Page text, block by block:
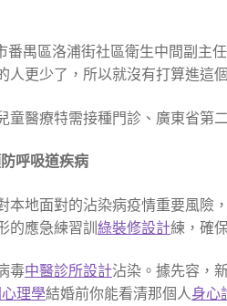
番禺區洛浦街社區衛生中間副主
人更少了，所以就沒有打算進這
醫療特需接種門診、廣東省第
呼吸道疾病
地面對的沾染病疫情重要風險
的應急練習訓綠裝修設計練，確
毒中醫診所設計沾染。據先容，
理學結婚前你能看清那個人身心